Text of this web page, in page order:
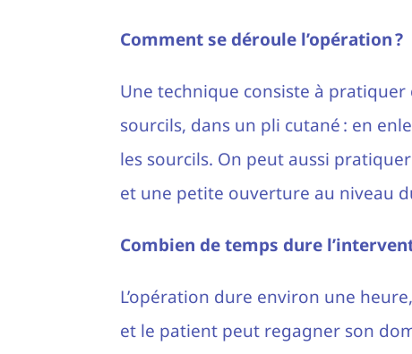
Comment se déroule l’opération ?
Une technique consiste à
sourcils, dans un pli cutané : en
les sourcils. On peut aussi
et une petite ouverture au niveau
Combien de temps dure
L’opération dure environ une
et le patient peut regagner son